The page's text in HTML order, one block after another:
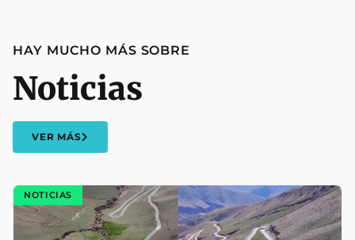
HAY MUCHO MÁS SOBRE
Noticias
VER MÁS
NOTICIAS